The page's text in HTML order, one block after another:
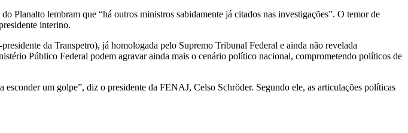
Planalto lembram que “há outros ministros sabidamente já citados nas investigações”. O temor de
interino.
da Transpetro), já homologada pelo Supremo Tribunal Federal e ainda não revelada
Público Federal podem agravar ainda mais o cenário político nacional, comprometendo políticos de
um golpe”, diz o presidente da FENAJ, Celso Schröder. Segundo ele, as articulações políticas